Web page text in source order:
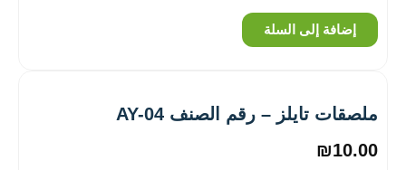
إضافة إلى السلة
ملصقات تايلز – رقم الصنف AY-04
₪10.00